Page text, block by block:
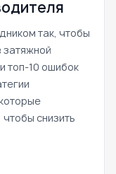
так, чтобы
затяжной
топ-10 ошибок
снизить